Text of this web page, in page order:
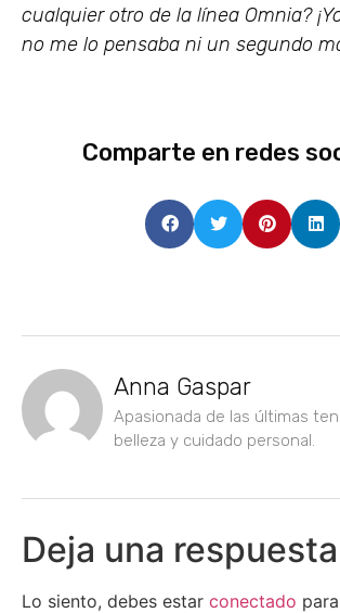
cualquier otro de la línea Omnia?
no me lo pensaba ni un segundo
Comparte en redes
Anna Gaspar
Apasionada de las últimas
belleza y cuidado personal.
Deja una respuesta
Lo siento, debes estar conectado